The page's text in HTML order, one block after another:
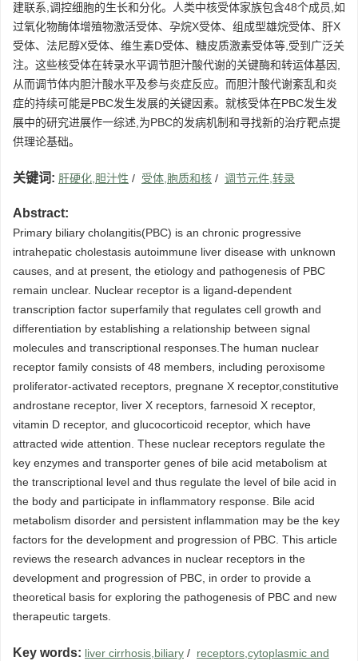
建联系,调控细胞的生长和分化。人类中核受体家族包含48个成员,如
过氧化物酶体增殖物激活受体、孕烷X受体、组成型雄烷受体、肝X
受体、法尼醇X受体、维生素D受体、糖皮质激素受体等,受到广泛关
注。这些核受体在转录水平调节胆汁酸代谢的关键酶和转运体基因,
从而调节体内胆汁酸水平及参与炎症反应。而胆汁酸代谢紊乱和炎
症的持续可能是PBC发生发展的关键因素。就核受体在PBC发生发
展中的研究进展作一综述,为PBC的发病机制和寻找新的治疗靶点提
供理论基础。
关键词: 肝硬化,胆汁性 / 受体,胞质和核 / 调节元件,转录
Abstract:
Primary biliary cholangitis(PBC) is an chronic progressive
intrahepatic cholestasis autoimmune liver disease with unknown
causes, and at present, the etiology and pathogenesis of PBC
remain unclear. Nuclear receptor is a ligand-dependent
transcription factor superfamily that regulates cell growth and
differentiation by establishing a relationship between signal
molecules and transcriptional responses.The human nuclear
receptor family consists of 48 members, including peroxisome
proliferator-activated receptors, pregnane X receptor,constitutive
androstane receptor, liver X receptors, farnesoid X receptor,
vitamin D receptor, and glucocorticoid receptor, which have
attracted wide attention. These nuclear receptors regulate the
key enzymes and transporter genes of bile acid metabolism at
the transcriptional level and thus regulate the level of bile acid in
the body and participate in inflammatory response. Bile acid
metabolism disorder and persistent inflammation may be the key
factors for the development and progression of PBC. This article
reviews the research advances in nuclear receptors in the
development and progression of PBC, in order to provide a
theoretical basis for exploring the pathogenesis of PBC and new
therapeutic targets.
Key words: liver cirrhosis,biliary / receptors,cytoplasmic and